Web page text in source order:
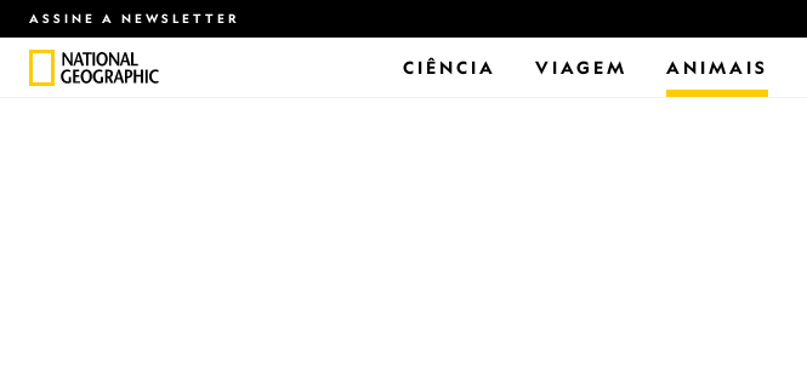
ASSINE A NEWSLETTER
CIÊNCIA VIAGEM ANIMAIS